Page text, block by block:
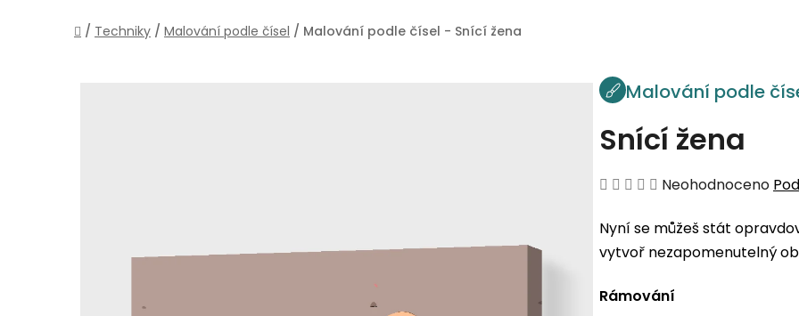
Domů
/ Techniky / Malování podle čísel / Malování podle čísel - Snící žena
Malování podle
Snící žena
Průměrné
produktu
je
z
Neohodnoceno
Nyní se můžeš stát
vytvoř nezapomenutelný
Rámování